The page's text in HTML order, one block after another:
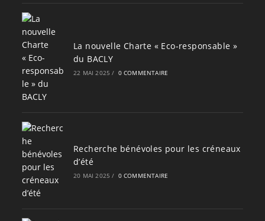
La nouvelle Charte « Eco-responsable »
du BACLY
22 MAI 2025 / 0 COMMENTAIRE
Recherche bénévoles pour les créneaux
d’été
20 MAI 2025 / 0 COMMENTAIRE